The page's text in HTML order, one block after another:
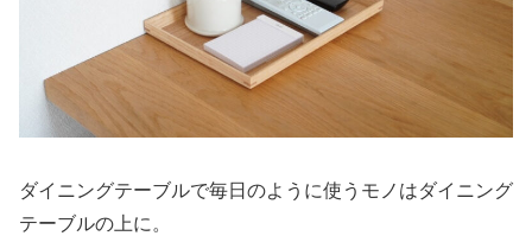
ダイニングテーブルで毎日のように使うモノはダイニング
テーブルの上に。